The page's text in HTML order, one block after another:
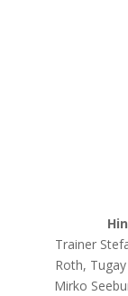
Trainer
Roth,
Mirko